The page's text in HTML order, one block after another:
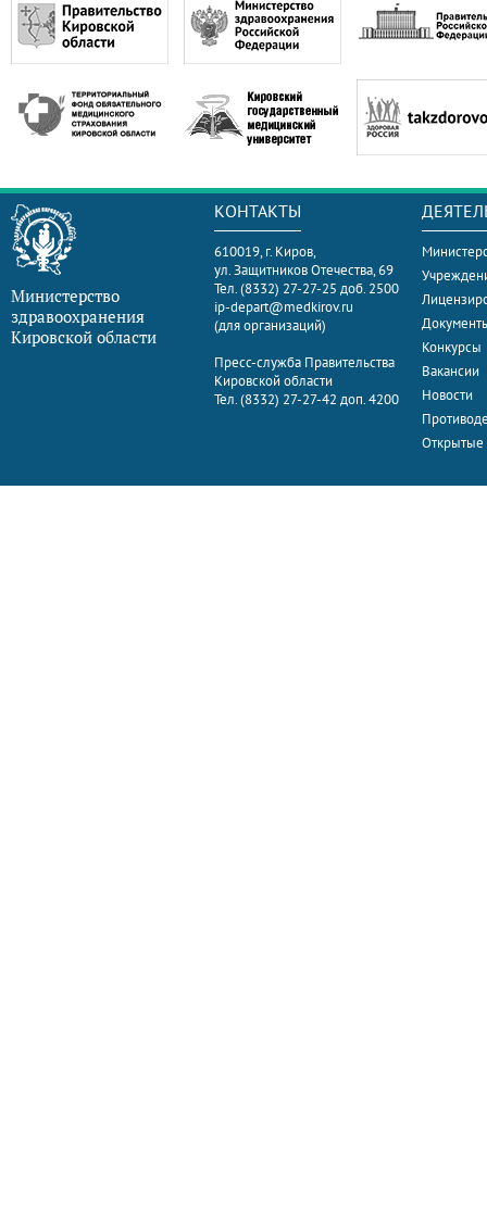
Министерство
здравоохранения
Кировской области
КОНТАКТЫ
610019, г. Киров,
ул. Защитников Отечества, 69
Тел. (8332) 27-27-25 доб. 2500
ip-depart@medkirov.ru
(для организаций)
Пресс-служба Правительства
Кировской области
Тел. (8332) 27-27-42 доп. 4200
Конкурсы
Вакансии
Новости